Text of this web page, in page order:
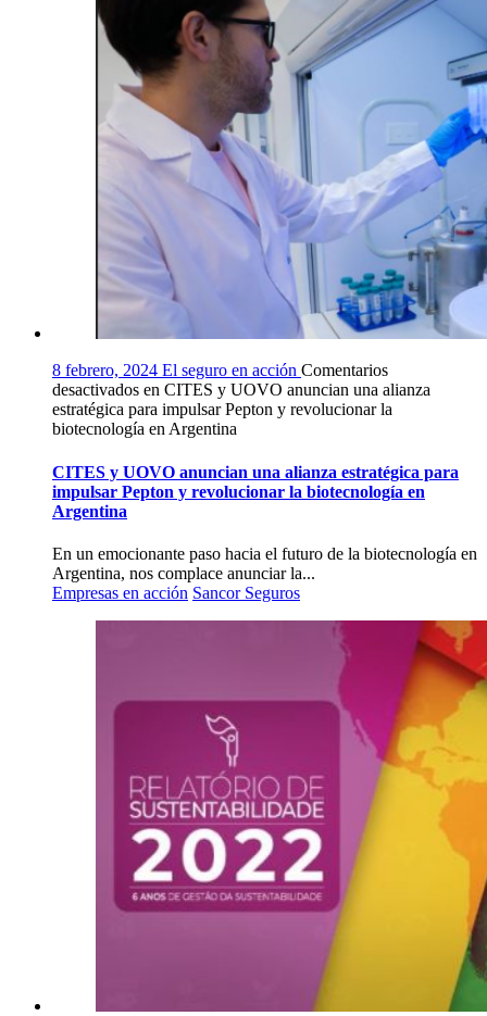
8 febrero, 2024 El seguro en acción Comentarios
desactivados en CITES y UOVO anuncian una alianza
estratégica para impulsar Pepton y revolucionar la
biotecnología en Argentina
CITES y UOVO anuncian una alianza estratégica para
impulsar Pepton y revolucionar la biotecnología en
Argentina
En un emocionante paso hacia el futuro de la biotecnología en
Argentina, nos complace anunciar la...
Empresas en acción Sancor Seguros